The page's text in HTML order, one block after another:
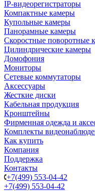
IP-видеорегистраторы
Компактные камеры
Купольные камеры
Панорамные камеры
Скоростные поворотные
Цилиндрические камеры
Домофония
Мониторы
Сетевые коммутаторы
Аксессуары
Жесткие диски
Кабельная продукция
Кронштейны
Фирменная одежда и
Комплекты
Как купить
Компания
Поддержка
Контакты
+7(499) 553-04-42
+7(499) 553-04-42